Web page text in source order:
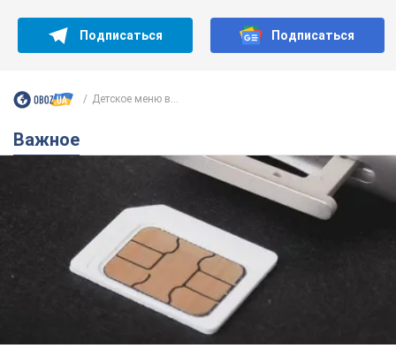
Подписаться Подписаться
Детское меню в...
Важное